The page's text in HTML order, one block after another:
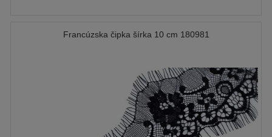
Francúzska čipka šírka 10 cm 180981